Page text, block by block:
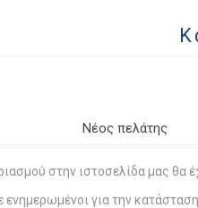
Νέος πελάτης
στην ιστοσελίδα μας θα
ενημερωμένοι για την